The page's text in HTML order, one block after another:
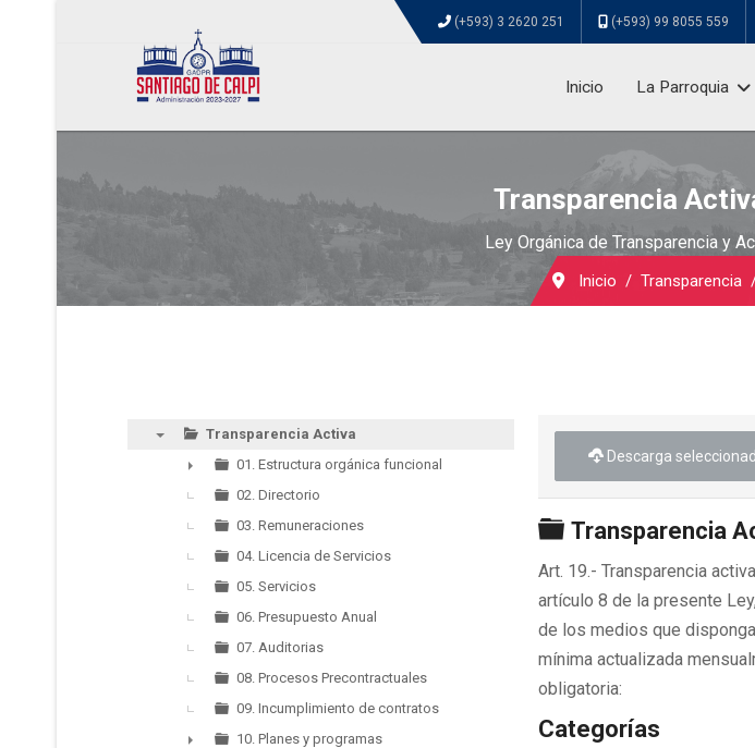
(+593) 3 2620 251 (+593) 99 8055 559
Inicio La Parroquia
Transparencia
Ley Orgánica de Transparencia y
Inicio Transparencia
Transparencia Activa
►
01. Estructura orgánica funcional
02. Directorio
03. Remuneraciones
04. Licencia de Servicios
05. Servicios
06. Presupuesto Anual
07. Auditorias
08. Procesos Precontractuales
09. Incumplimiento de contratos
10. Planes y programas
Descarga
Carpeta
Transparencia
Art. 19.- Transparencia
artículo 8 de la presente
de los medios que
mínima actualizada
obligatoria:
Categorías